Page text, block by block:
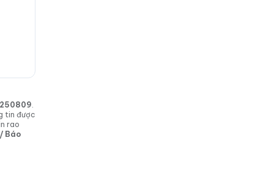
250809.
tin được
rao
Báo